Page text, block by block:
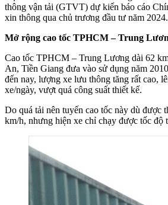
thông vận tải (GTVT) dự kiến báo cáo
xin thông qua chủ trương đầu tư năm 2024.
Mở rộng cao tốc TPHCM – Trung
Cao tốc TPHCM – Trung Lương dài 62
An, Tiền Giang đưa vào sử dụng năm
đến nay, lượng xe lưu thông tăng rất cao,
xe/ngày, vượt quá công suất thiết kế.
Do quá tải nên tuyến cao tốc này dù được
km/h, nhưng hiện xe chỉ chạy được tốc độ